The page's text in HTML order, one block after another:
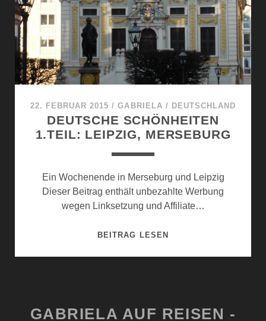
22. FEBRUAR 2015 /GABRIELA / DEUTSCHLAND
DEUTSCHE SCHÖNHEITEN
1.TEIL: LEIPZIG, MERSEBURG
Ein Wochenende in Merseburg und Leipzig
Dieser Beitrag enthält unbezahlte Werbung
wegen Linksetzung und Affiliate…
BEITRAG LESENDEUTSCHE
GABRIELA AUF REISEN -